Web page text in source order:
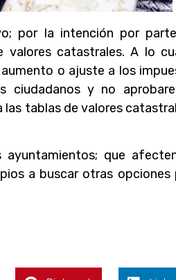
por la intención por
valores catastrales. A lo
o ajuste a los
ciudadanos y no
tablas de valores
ayuntamientos; que
a buscar otras opciones